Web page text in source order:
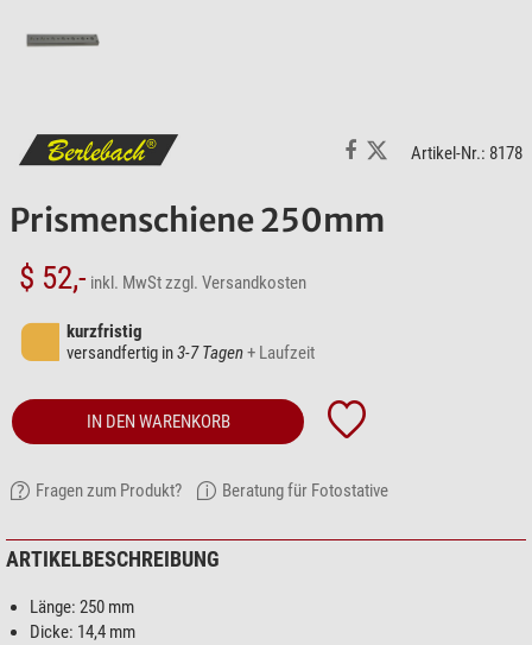
Artikel-Nr.: 8178
Prismenschiene 250mm
$ 52,- inkl. MwStzzgl. Versandkosten
kurzfristig
versandfertig in3-7 Tagen+ Laufzeit
IN DEN WARENKORB
Fragen zum Produkt? Beratung für Fotostative
ARTIKELBESCHREIBUNG
Länge: 250 mm
Dicke: 14,4 mm